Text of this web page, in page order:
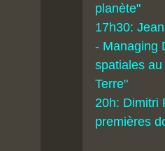
planète"
17h30:
- Managing
spatiales
Terre"
20h: Dimitri
premières